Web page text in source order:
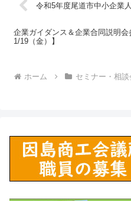
令和5年度尾道市中小企業
企業ガイダンス＆企業合同説明
1/19（金）】
ホーム セミナー・相談